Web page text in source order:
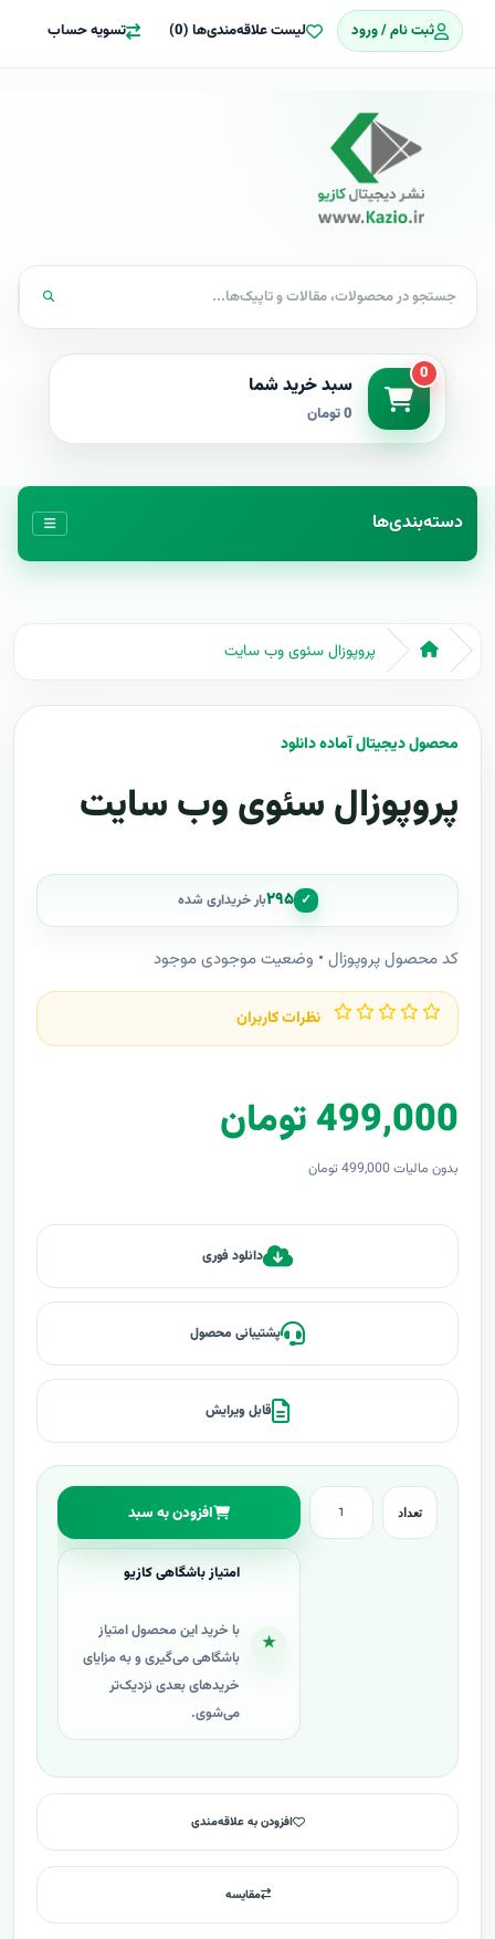
ثبت نام / ورود لیست علاقه‌مندی‌ها (0) تسویه حساب
0 سبد خرید شما
0 تومان
دسته‌بندی‌ها
پروپوزال سئوی وب سایت
محصول دیجیتال آماده دانلود
پروپوزال سئوی وب سایت
✓ ۲۹۵بار خریداری شده
کد محصول پروپوزال • وضعیت موجودی موجود
نظرات کاربران
499,000 تومان
بدون مالیات 499,000 تومان
دانلود فوری
پشتیبانی محصول
قابل ویرایش
تعداد افزودن به سبد
★
امتیاز باشگاهی کازیو
با خرید این محصول امتیاز
باشگاهی می‌گیری و به مزایای
خریدهای بعدی نزدیک‌تر
می‌شوی.
افزودن به علاقه‌مندی
مقایسه